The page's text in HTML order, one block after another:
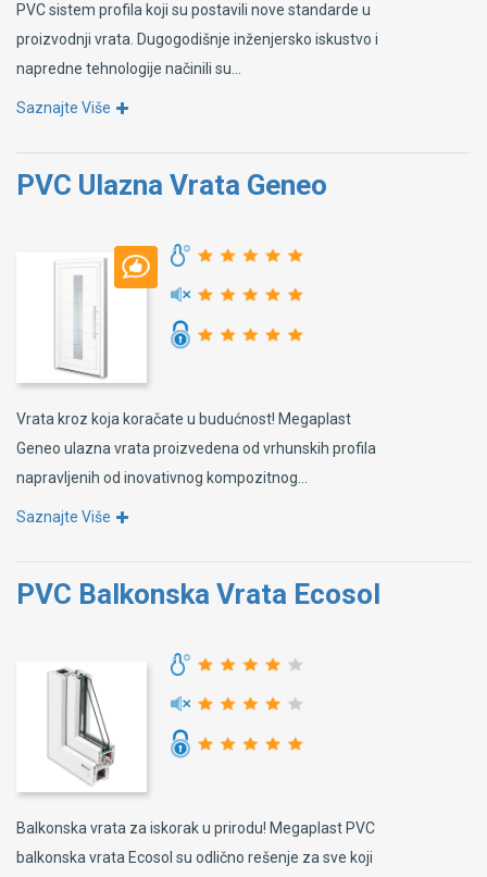
PVC sistem profila koji su postavili nove standarde u
proizvodnji vrata. Dugogodišnje inženjersko iskustvo i
napredne tehnologije načinili su...
Saznajte Više
PVC Ulazna Vrata Geneo
Vrata kroz koja koračate u budućnost! Megaplast
Geneo ulazna vrata proizvedena od vrhunskih profila
napravljenih od inovativnog kompozitnog...
Saznajte Više
PVC Balkonska Vrata Ecosol
Balkonska vrata za iskorak u prirodu! Megaplast PVC
balkonska vrata Ecosol su odlično rešenje za sve koji